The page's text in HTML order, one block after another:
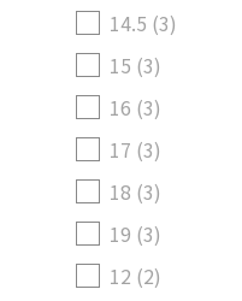
14.5 (3)
15 (3)
16 (3)
17 (3)
18 (3)
19 (3)
12 (2)